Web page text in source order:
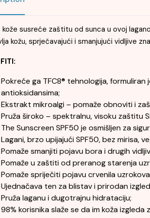
kože susreće zaštitu od sunca u ovoj
kožu, sprječavajući i smanjujući vidljive
Pokreće ga TFC8® tehnologija,
antioksidansima;
Ekstrakt mikroalgi – pomaže obnoviti i
Pruža široko – spektralnu, visoku zaštitu
The Sunscreen SPF50 je osmišljen za
Lagani, brzo upijajući SPF50, bez mirisa,
Pomaže smanjiti pojavu bora i drugih
Pomaže u zaštiti od preranog starenja
Pomaže spriječiti pojavu crvenila
Ujednačava ten za blistav i prirodan
Pruža laganu i dugotrajnu hidrataciju;
98% korisnika slaže se da im koža izgleda